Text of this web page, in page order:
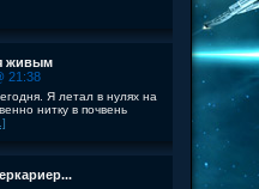
живым
21:38
Я летал в нулях на
нитку в почвень